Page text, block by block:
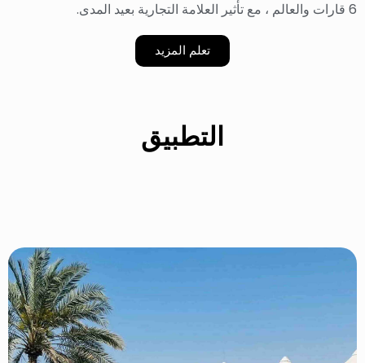
6 قارات والعالم ، مع تأثير العلامة التجارية بعيد المدى.
تعلم المزيد
التطبيق